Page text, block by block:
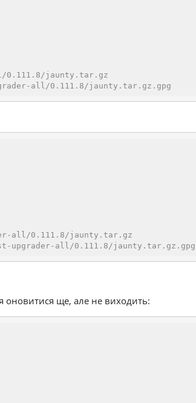
0.111.8/jaunty.tar.gz
all/0.111.8/jaunty.tar.gz.gpg
all/0.111.8/jaunty.tar.gz
upgrader-all/0.111.8/jaunty.tar.gz.gpg
оновитися ще, але не виходить: